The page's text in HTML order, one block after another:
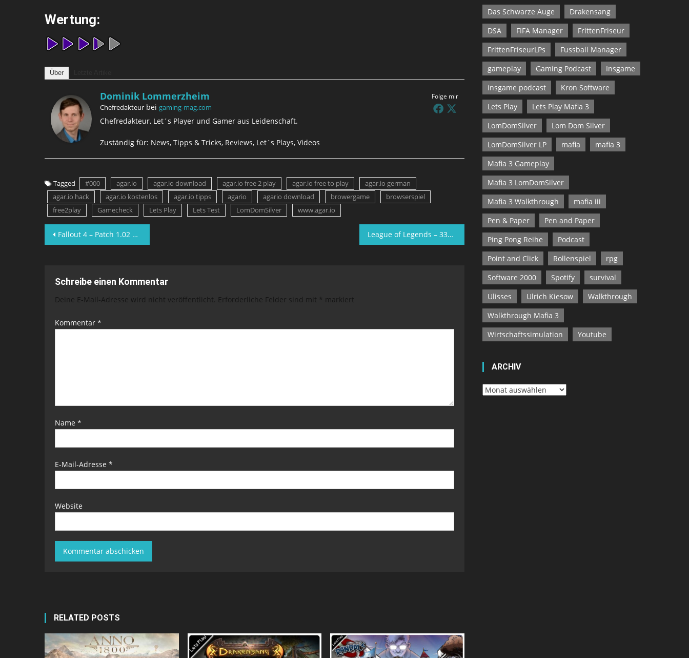
Wertung:
Über
Folge mir
Dominik Lommerzheim
Chefredakteur bei gaming-mag.com
Chefredakteur, Let´s Player und Gamer aus Leidenschaft.
Zuständig für: News, Tipps & Tricks, Reviews, Let´s Plays, Videos
Tagged #000 agar.io agar.io download agar.io free 2 play agar.io free to play
agar.io german
agar.io hack
agar.io kostenlos agar.io tipps agario agario download browergame
browserspiel
free2play
Gamecheck Lets Play Lets Test LomDomSilver www.agar.io
Beitragsnavigation
Fallout 4 – Patch 1.02 bringt bessere Framerate League of Legends – 334 Millionen Zuschauer bei Weltmeisterschaft
Schreibe einen Kommentar
Deine E-Mail-Adresse wird nicht veröffentlicht. Erforderliche Felder sind mit * markiert
Kommentar *
Name *
E-Mail-Adresse *
Website
RELATED POSTS
Das Schwarze Auge
Drakensang
DSA
FIFA Manager
FrittenFriseur
FrittenFriseurLPs
Fussball Manager
gameplay
Gaming Podcast
Insgame
insgame podcast
Kron Software
Lets Play
Lets Play Mafia 3
LomDomSilver
Lom Dom Silver
LomDomSilver LP
mafia
mafia 3
Mafia 3 Gameplay
Mafia 3 LomDomSilver
Mafia 3 Walkthrough
mafia iii
Pen & Paper
Pen and Paper
Ping Pong Reihe
Podcast
Point and Click
Rollenspiel
rpg
Software 2000
Spotify
survival
Ulisses
Ulrich Kiesow
Walkthrough
Walkthrough Mafia 3
Wirtschaftssimulation
Youtube
ARCHIV
Archiv